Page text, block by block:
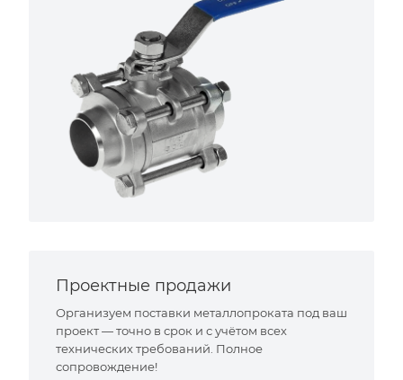
Проектные продажи
Организуем поставки металлопроката под ваш
проект — точно в срок и с учётом всех
технических требований. Полное
сопровождение!